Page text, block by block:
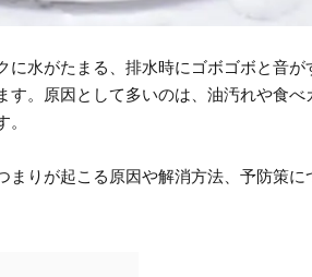
に水がたまる、排水時にゴボゴボと音が
。原因として多いのは、油汚れや食べ
まりが起こる原因や解消方法、予防策に